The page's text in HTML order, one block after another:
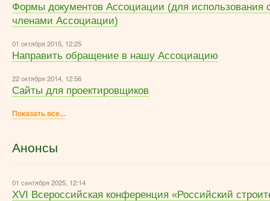
Формы документов Ассоциации (для использования
членами Ассоциации)
01 октября 2015, 12:25
Направить обращение в нашу Ассоциацию
22 октября 2014, 12:56
Сайты для проектировщиков
Показать все...
Анонсы
01 сентября 2025, 12:14
XVI Всероссийская конференция «Российский